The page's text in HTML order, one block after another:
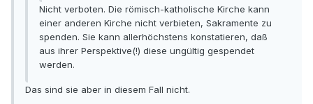
Nicht verboten. Die römisch-katholische Kirche kann
einer anderen Kirche nicht verbieten, Sakramente zu
spenden. Sie kann allerhöchstens konstatieren, daß
aus ihrer Perspektive(!) diese ungültig gespendet
werden.
Das sind sie aber in diesem Fall nicht.